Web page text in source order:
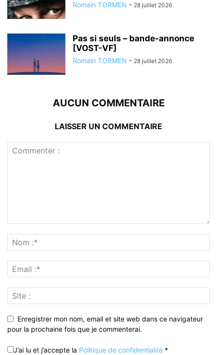
Romain TORMEN - 28 juillet 2026
Pas si seuls – bande-annonce
[VOST-VF]
Romain TORMEN - 28 juillet 2026
AUCUN COMMENTAIRE
LAISSER UN COMMENTAIRE
Enregistrer mon nom, email et site web dans ce navigateur
pour la prochaine fois que je commenterai.
J’ai lu et j’accepte la Politique de confidentialité *